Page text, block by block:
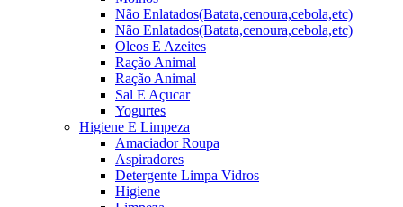
Não Enlatados(Batata,cenoura,cebola,etc)
Não Enlatados(Batata,cenoura,cebola,etc)
Oleos E Azeites
Ração Animal
Ração Animal
Sal E Açucar
Yogurtes
Higiene E Limpeza
Amaciador Roupa
Aspiradores
Detergente Limpa Vidros
Higiene